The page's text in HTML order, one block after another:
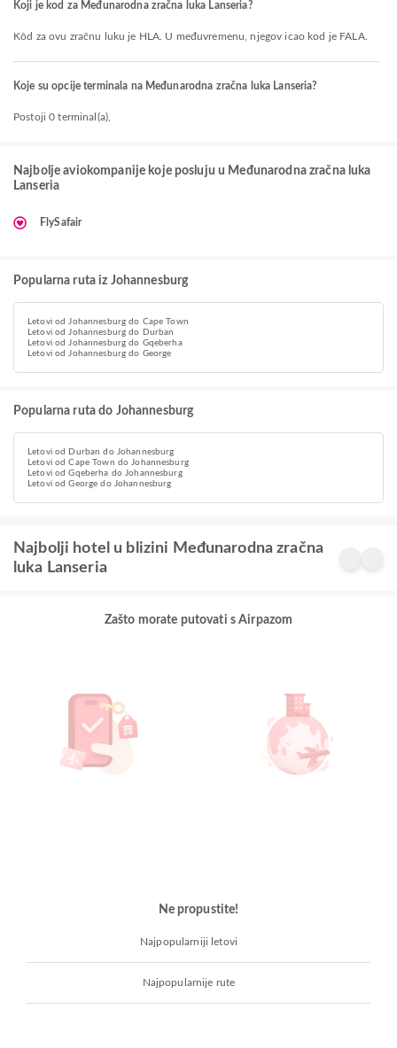
Koji je kod za Međunarodna zračna luka Lanseria?
Kôd za ovu zračnu luku je HLA. U međuvremenu, njegov icao kod je FALA.
Koje su opcije terminala na Međunarodna zračna luka Lanseria?
Postoji 0 terminal(a),
Najbolje aviokompanije koje posluju u Međunarodna zračna luka
Lanseria
FlySafair
Popularna ruta iz Johannesburg
Letovi od Johannesburg do Cape Town
Letovi od Johannesburg do Durban
Letovi od Johannesburg do Gqeberha
Letovi od Johannesburg do George
Popularna ruta do Johannesburg
Letovi od Durban do Johannesburg
Letovi od Cape Town do Johannesburg
Letovi od Gqeberha do Johannesburg
Letovi od George do Johannesburg
Najbolji hotel u blizini Međunarodna zračna
luka Lanseria
Zašto morate putovati s Airpazom
Ne propustite!
Najpopularniji letovi
Najpopularnije rute